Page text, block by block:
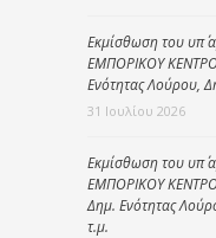
Εκμίσθωση του υπ΄
ΕΜΠΟΡΙΚΟΥ
Ενότητας Λούρου,
31 Ιουλίου 2026
Εκμίσθωση του υπ΄
ΕΜΠΟΡΙΚΟΥ
Δημ. Ενότητας
τ.μ.